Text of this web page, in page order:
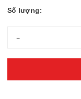
Số lượng:
-